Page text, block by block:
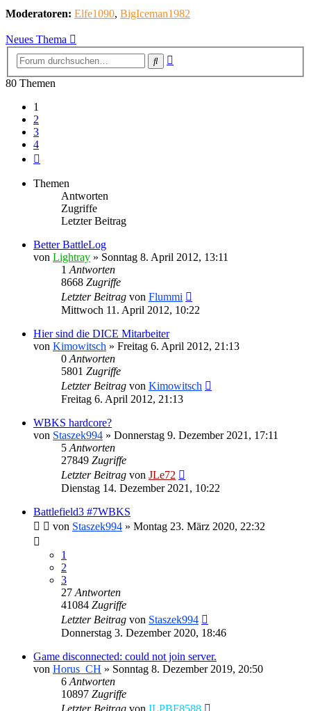
Moderatoren: Elfe1090, BigIceman1982
Neues Thema
Suche
80 Themen
1
2
3
4
Themen
Antworten
Zugriffe
Letzter Beitrag
Better BattleLog
von Lightray » Sonntag 8. April 2012, 13:11
1 Antworten
8668 Zugriffe
Letzter Beitrag von Flummi
Mittwoch 11. April 2012, 10:22
Hier sind die DICE Mitarbeiter
von Kimowitsch » Freitag 6. April 2012, 21:13
0 Antworten
5801 Zugriffe
Letzter Beitrag von Kimowitsch
Freitag 6. April 2012, 21:13
WBKS hardcore?
von Staszek994 » Donnerstag 9. Dezember 2021, 17:11
5 Antworten
27849 Zugriffe
Letzter Beitrag von JLe72
Dienstag 14. Dezember 2021, 10:22
Battlefield3 #7WBKS
von Staszek994 » Montag 23. März 2020, 22:32
1
2
3
27 Antworten
41084 Zugriffe
Letzter Beitrag von Staszek994
Donnerstag 3. Dezember 2020, 18:46
Game disconnected: could not join server.
von Horus_CH » Sonntag 8. Dezember 2019, 20:50
6 Antworten
10897 Zugriffe
Letzter Beitrag von ILPBF8588